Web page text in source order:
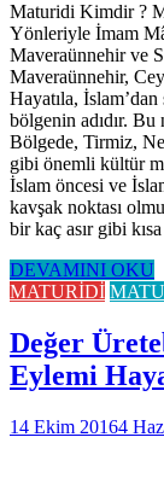
Maturidi Kimdir ?
Yönleriyle İmam
Maveraünnehir ve
Maveraünnehir,
Hayatıla,
bölgenin adıdır. Bu
Bölgede, Tirmiz,
gibi önemli kültür
İslam öncesi ve
kavşak noktası
bir kaç asır gibi
DEVAMINI OKU
MATURİDİ
Değer
Eylemi
14 Ekim 20164